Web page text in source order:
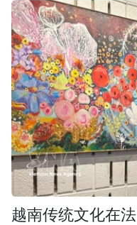
越南传统文化在